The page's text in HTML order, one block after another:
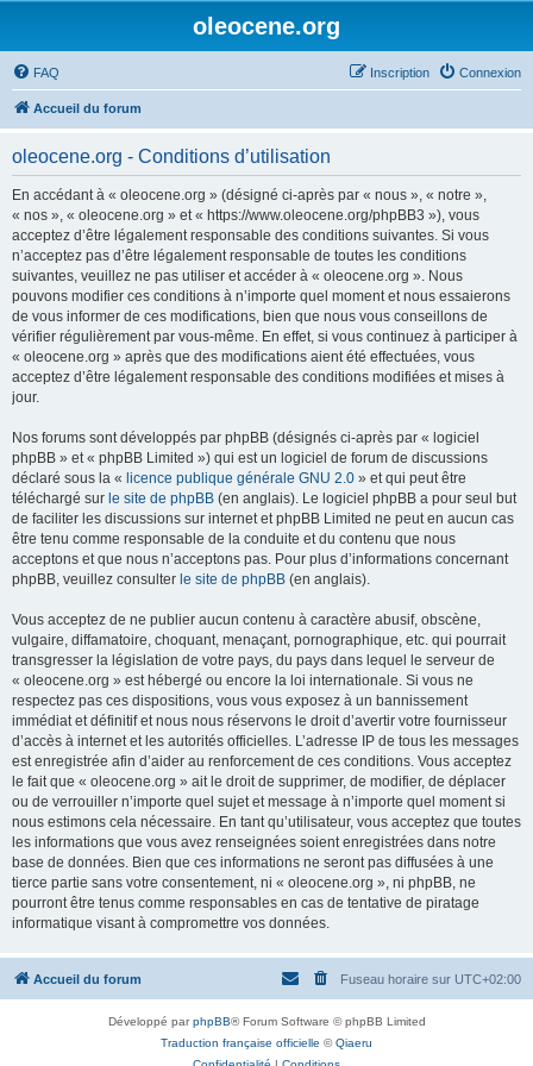
oleocene.org
FAQ Connexion
Inscription
Accueil du forum
oleocene.org - Conditions d’utilisation
En accédant à « oleocene.org » (désigné ci-après par « nous », « notre »,
« nos », « oleocene.org » et « https://www.oleocene.org/phpBB3 »), vous
acceptez d’être légalement responsable des conditions suivantes. Si vous
n’acceptez pas d’être légalement responsable de toutes les conditions
suivantes, veuillez ne pas utiliser et accéder à « oleocene.org ». Nous
pouvons modifier ces conditions à n’importe quel moment et nous essaierons
de vous informer de ces modifications, bien que nous vous conseillons de
vérifier régulièrement par vous-même. En effet, si vous continuez à participer à
« oleocene.org » après que des modifications aient été effectuées, vous
acceptez d’être légalement responsable des conditions modifiées et mises à
jour.
Nos forums sont développés par phpBB (désignés ci-après par « logiciel
phpBB » et « phpBB Limited ») qui est un logiciel de forum de discussions
déclaré sous la « licence publique générale GNU 2.0 » et qui peut être
téléchargé sur le site de phpBB (en anglais). Le logiciel phpBB a pour seul but
de faciliter les discussions sur internet et phpBB Limited ne peut en aucun cas
être tenu comme responsable de la conduite et du contenu que nous
acceptons et que nous n’acceptons pas. Pour plus d’informations concernant
phpBB, veuillez consulter le site de phpBB (en anglais).
Vous acceptez de ne publier aucun contenu à caractère abusif, obscène,
vulgaire, diffamatoire, choquant, menaçant, pornographique, etc. qui pourrait
transgresser la législation de votre pays, du pays dans lequel le serveur de
« oleocene.org » est hébergé ou encore la loi internationale. Si vous ne
respectez pas ces dispositions, vous vous exposez à un bannissement
immédiat et définitif et nous nous réservons le droit d’avertir votre fournisseur
d’accès à internet et les autorités officielles. L’adresse IP de tous les messages
est enregistrée afin d’aider au renforcement de ces conditions. Vous acceptez
le fait que « oleocene.org » ait le droit de supprimer, de modifier, de déplacer
ou de verrouiller n’importe quel sujet et message à n’importe quel moment si
nous estimons cela nécessaire. En tant qu’utilisateur, vous acceptez que toutes
les informations que vous avez renseignées soient enregistrées dans notre
base de données. Bien que ces informations ne seront pas diffusées à une
tierce partie sans votre consentement, ni « oleocene.org », ni phpBB, ne
pourront être tenus comme responsables en cas de tentative de piratage
informatique visant à compromettre vos données.
Accueil du forum Fuseau horaire sur UTC+02:00
Développé parphpBB® Forum Software © phpBB Limited
Traduction française officielle ©Qiaeru